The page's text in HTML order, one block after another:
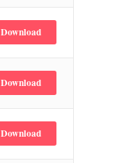
Download
Download
Download